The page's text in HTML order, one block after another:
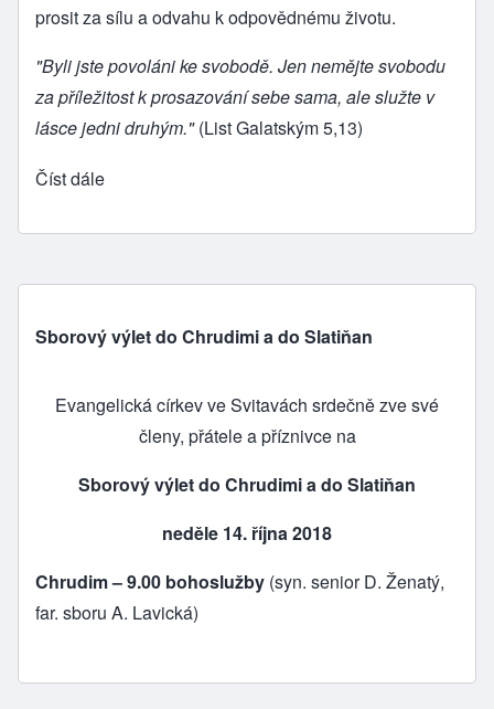
prosit za sílu a odvahu k odpovědnému životu.
"Byli jste povoláni ke svobodě. Jen nemějte svobodu
za příležitost k prosazování sebe sama, ale služte v
lásce jedni druhým."(List Galatským 5,13)
Číst dále
Sborový výlet do Chrudimi a do Slatiňan
Evangelická církev ve Svitavách srdečně zve své
členy, přátele a příznivce na
Sborový výlet do Chrudimi a do Slatiňan
neděle 14. října 2018
Chrudim – 9.00 bohoslužby (syn. senior D. Ženatý,
far. sboru A. Lavická)